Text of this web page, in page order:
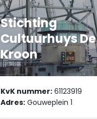
Stichting
Cultuurhuys De
Kroon
KvK nummer: 61123919
Adres: Gouweplein 1